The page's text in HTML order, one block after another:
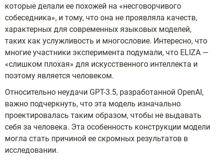
которые делали ее похожей на «несговорчивого
собеседника», и тому, что она не проявляла качеств,
характерных для современных языковых моделей,
таких как услужливость и многословие. Интересно, что
многие участники эксперимента подумали, что ELIZA —
«слишком плохая» для искусственного интеллекта и
поэтому является человеком.
Относительно неудачи GPT-3.5, разработанной OpenAI,
важно подчеркнуть, что эта модель изначально
проектировалась таким образом, чтобы не выдавать
себя за человека. Эта особенность конструкции модели
могла стать причиной ее скромных результатов в
исследовании.